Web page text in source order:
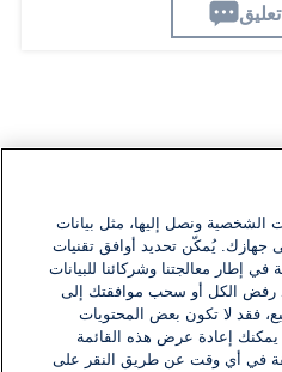
الآن. كن الأول!
الشخصية ونصل إليها، مثل بيانات
جهازك. يُمكّن تحديد أوافق تقنيات
إطار معالجتنا وشركائنا للبيانات
رفض الكل أو سحب موافقتك إلى
فقد لا تكون بعض المحتويات
يمكنك إعادة عرض هذه القائمة
في أي وقت عن طريق النقر على